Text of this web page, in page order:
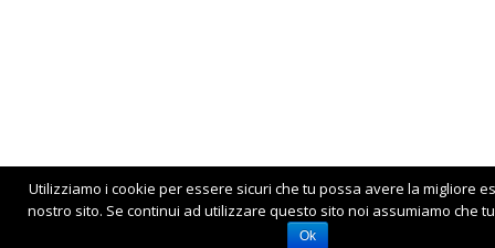
Utilizziamo i cookie per essere sicuri che tu possa avere la migliore
nostro sito. Se continui ad utilizzare questo sito noi assumiamo che
Ok